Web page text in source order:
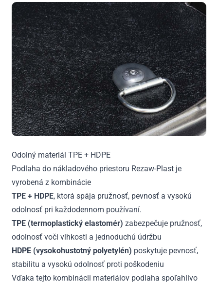
Odolný materiál TPE + HDPE
Podlaha do nákladového priestoru Rezaw-Plast je
vyrobená z kombinácie
TPE + HDPE, ktorá spája pružnosť, pevnosť a vysokú
odolnosť pri každodennom používaní.
TPE (termoplastický elastomér) zabezpečuje pružnosť,
odolnosť voči vlhkosti a jednoduchú údržbu
HDPE (vysokohustotný polyetylén) poskytuje pevnosť,
stabilitu a vysokú odolnosť proti poškodeniu
Vďaka tejto kombinácii materiálov podlaha spoľahlivo